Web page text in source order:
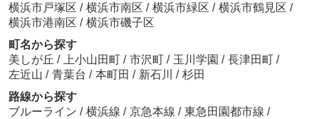
横浜市戸塚区 / 横浜市南区 / 横浜市緑区 / 横浜市鶴見区 /
横浜市港南区 / 横浜市磯子区
町名から探す
美しが丘 / 上小山田町 / 市沢町 / 玉川学園 / 長津田町 /
左近山 / 青葉台 / 本町田 / 新石川 / 杉田
路線から探す
ブルーライン / 横浜線 / 京急本線 / 東急田園都市線 /